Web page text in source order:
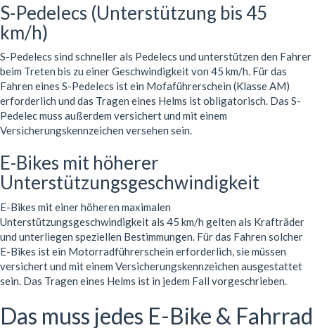
S-Pedelecs (Unterstützung bis 45
km/h)
S-Pedelecs sind schneller als Pedelecs und unterstützen den Fahrer
beim Treten bis zu einer Geschwindigkeit von 45 km/h. Für das
Fahren eines S-Pedelecs ist ein Mofaführerschein (Klasse AM)
erforderlich und das Tragen eines Helms ist obligatorisch. Das S-
Pedelec muss außerdem versichert und mit einem
Versicherungskennzeichen versehen sein.
E-Bikes mit höherer
Unterstützungsgeschwindigkeit
E-Bikes mit einer höheren maximalen
Unterstützungsgeschwindigkeit als 45 km/h gelten als Krafträder
und unterliegen speziellen Bestimmungen. Für das Fahren solcher
E-Bikes ist ein Motorradführerschein erforderlich, sie müssen
versichert und mit einem Versicherungskennzeichen ausgestattet
sein. Das Tragen eines Helms ist in jedem Fall vorgeschrieben.
Das muss jedes E-Bike & Fahrrad